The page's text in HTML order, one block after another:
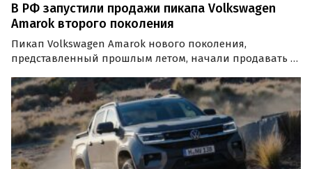
В РФ запустили продажи пикапа Volkswagen
Amarok второго поколения
Пикап Volkswagen Amarok нового поколения,
представленный прошлым летом, начали продавать в
один из московских дилеров, оценив их в 8 250 000 и 9
950 000 рублей, сообщают «Автоновости дня».